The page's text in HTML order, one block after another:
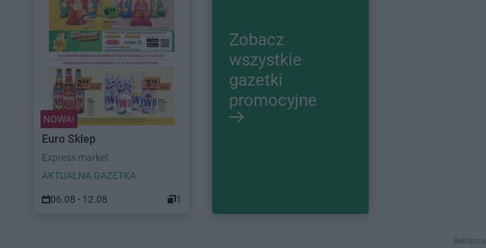
NOWA!
Euro Sklep
Express market
AKTUALNA GAZETKA
06.08 - 12.08 1
Zobacz
wszystkie
gazetki
promocyjne
Reklama